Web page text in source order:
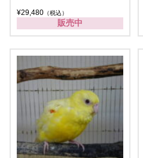
¥29,480 （税込）
販売中